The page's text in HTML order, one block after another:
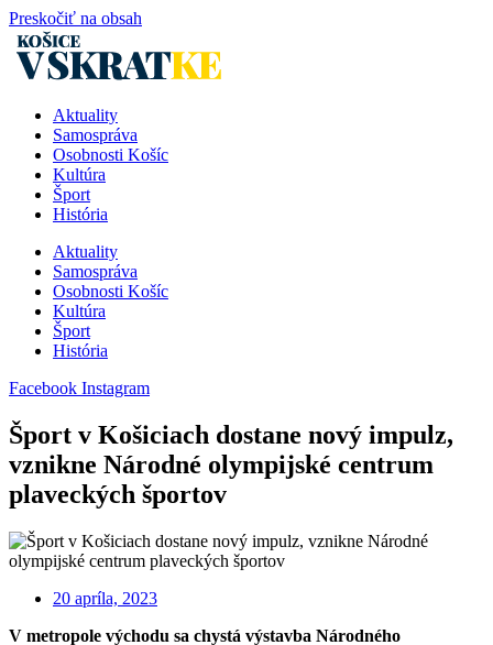
Preskočiť na obsah
Aktuality
Samospráva
Osobnosti Košíc
Kultúra
Šport
História
Aktuality
Samospráva
Osobnosti Košíc
Kultúra
Šport
História
Facebook Instagram
Šport v Košiciach dostane nový impulz,
vznikne Národné olympijské centrum
plaveckých športov
20 apríla, 2023
V metropole východu sa chystá výstavba Národného